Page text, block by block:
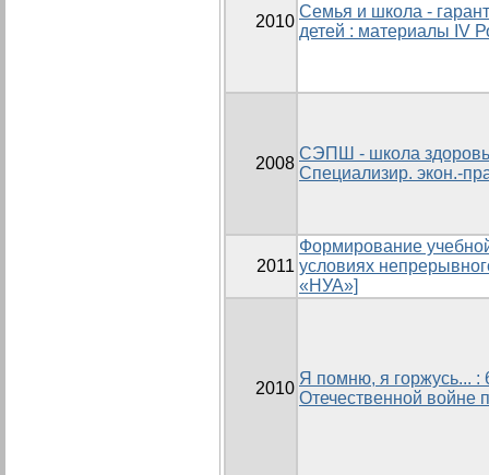
2010
Семья и школа -
детей : материалы IV
2008
СЭПШ - школа
Специализир. экон.-
2011
Формирование
условиях
«НУА»]
2010
Я помню, я горжусь...
Отечественной войне